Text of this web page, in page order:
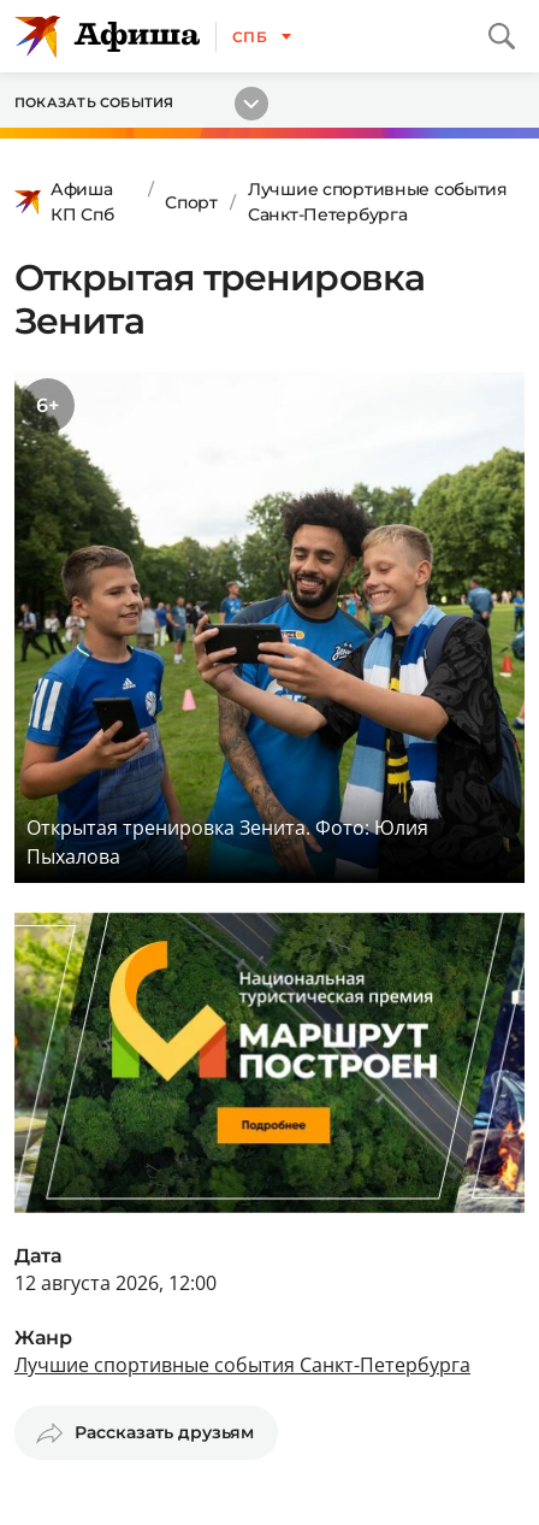
СПБ
ПОКАЗАТЬ СОБЫТИЯ
Афиша
КП Спб
Спорт
Лучшие спортивные события
Санкт-Петербурга
Открытая тренировка
Зенита
6+
Открытая тренировка Зенита. Фото: Юлия
Пыхалова
Дата
12 августа 2026, 12:00
Жанр
Лучшие спортивные события Санкт-Петербурга
Рассказать друзьям